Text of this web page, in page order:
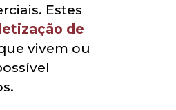
Estes
de
vivem ou